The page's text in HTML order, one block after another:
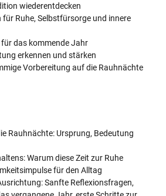
wiederentdecken
Ruhe, Selbstfürsorge und innere
das kommende Jahr
erkennen und stärken
Vorbereitung auf die Rauhnächte
Rauhnächte: Ursprung, Bedeutung
Warum diese Zeit zur Ruhe
für den Alltag
Sanfte Reflexionsfragen,